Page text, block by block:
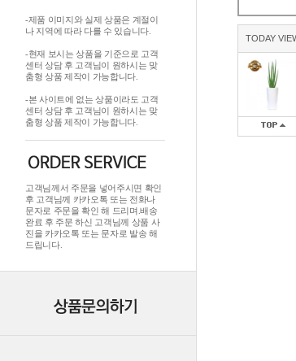
TODAY
-제품 이미지와 실제 상품은 계절이
나 지역에 따라 다를 수 있습니다.
-현재 보시는 상품을 기준으로 고객
센터 상담 후 고객님이 원하시는 맞
춤형 상품 제작이 가능합니다.
-본 사이트에 없는 상품이라도 고객
센터 상담 후 고객님이 원하시는 맞
춤형 상품 제작이 가능합니다.
고객님께서 주문을 넣어주시면 확인
후 고객님께 카카오톡 또는 전화나
문자로 주문을 확인 해 드리며.배송
완료 후 주문 하신 고객님께 상품 사
진을 카카오톡 또는 문자로 발송 해
드립니다.